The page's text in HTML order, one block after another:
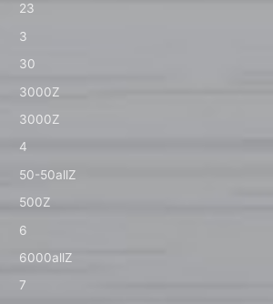
23
3
30
3000Z
3000Z
4
50-50allZ
500Z
6
6000allZ
7